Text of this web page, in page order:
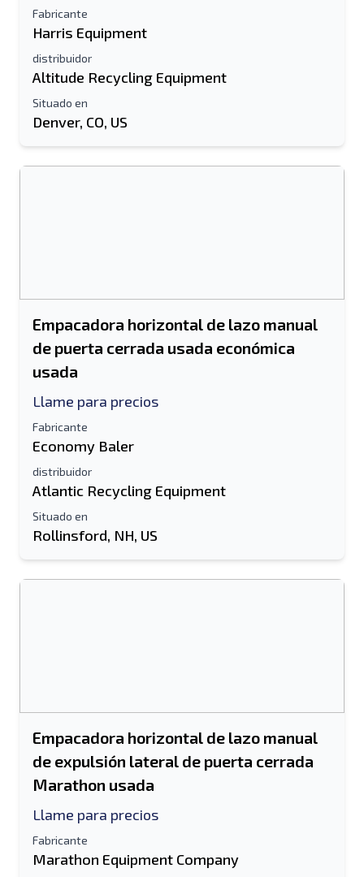
Fabricante
Harris Equipment
distribuidor
Altitude Recycling Equipment
Situado en
Denver, CO, US
Empacadora horizontal de lazo manual
de puerta cerrada usada económica
usada
Llame para precios
Fabricante
Economy Baler
distribuidor
Atlantic Recycling Equipment
Situado en
Rollinsford, NH, US
Empacadora horizontal de lazo manual
de expulsión lateral de puerta cerrada
Marathon usada
Llame para precios
Fabricante
Marathon Equipment Company